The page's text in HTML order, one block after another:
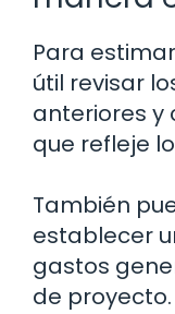
Para
útil revisar
anteriores y
que refleje
También
establecer
gastos
de proyecto.